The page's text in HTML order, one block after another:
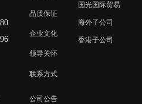
品质保证
企业文化
领导关怀
联系方式
国光国际贸易
海外子公司
香港子公司
公司公告